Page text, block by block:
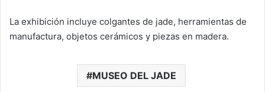
La exhibición incluye colgantes de jade, herramientas de
manufactura, objetos cerámicos y piezas en madera.
MUSEO DEL JADE